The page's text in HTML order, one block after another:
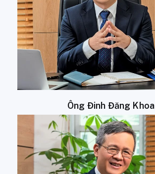
Ông Đinh Đăng Khoa